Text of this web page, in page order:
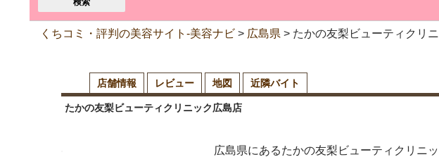
くちコミ・評判の美容サイト-美容ナビ > 広島県 > たかの友梨ビューティクリ
店舗情報 レビュー 地図 近隣バイト
たかの友梨ビューティクリニック広島店
広島県にあるたかの友梨ビューティクリニ